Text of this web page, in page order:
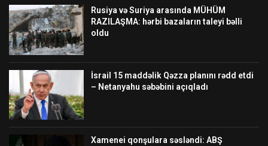
Rusiya və Suriya arasında MÜHÜM
RAZILAŞMA: hərbi bazaların taleyi bəlli
oldu
İsrail 15 maddəlik Qəzza planını rədd etdi
– Netanyahu səbəbini açıqladı
Xamenei qonşulara səsləndi: ABŞ